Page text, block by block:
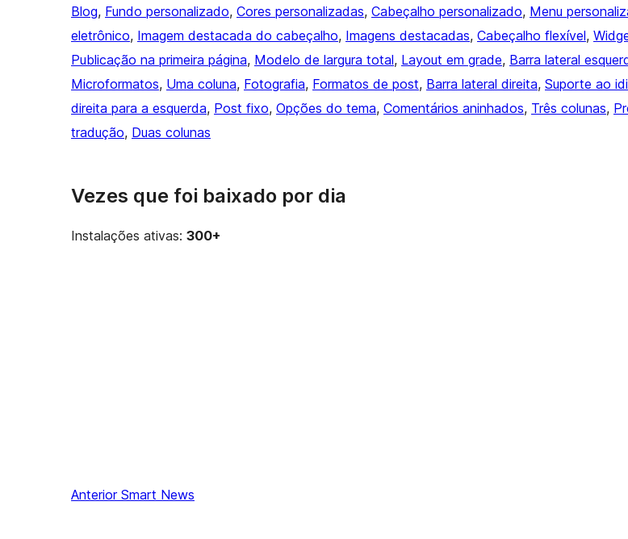
Blog, Fundo personalizado, Cores personalizadas, Cabeçalho personalizado, Menu
eletrônico, Imagem destacada do cabeçalho, Imagens destacadas, Cabeçalho flexível,
Publicação na primeira página, Modelo de largura total, Layout em grade, Barra lateral
Microformatos, Uma coluna, Fotografia, Formatos de post, Barra lateral direita, Suporte ao
direita para a esquerda, Post fixo, Opções do tema, Comentários aninhados, Três colunas,
tradução, Duas colunas
Vezes que foi baixado por dia
Instalações ativas: 300+
Anterior Smart News